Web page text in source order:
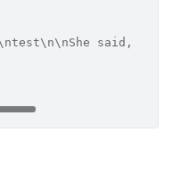
said, "How